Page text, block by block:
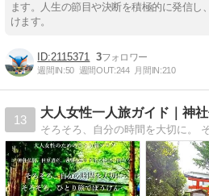
ます。人生の節目や決断を積極的に発信し
けます。
2115371 3
週間IN:50 週間OUT:244 月間IN:210
13